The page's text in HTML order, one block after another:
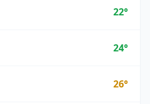
22°
24°
26°